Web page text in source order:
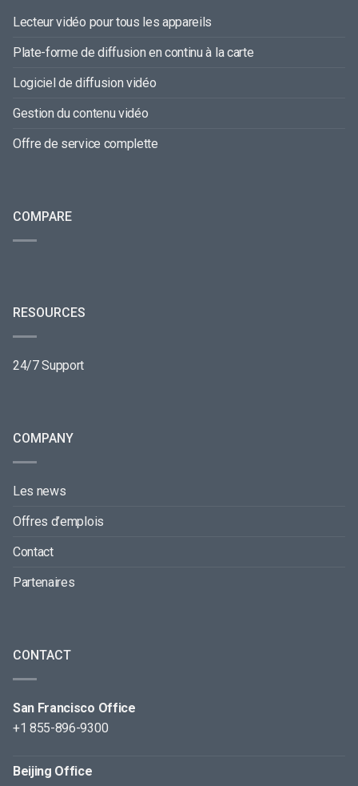
Lecteur vidéo pour tous les appareils
Plate-forme de diffusion en continu à la carte
Logiciel de diffusion vidéo
Gestion du contenu vidéo
Offre de service complette
COMPARE
RESOURCES
24/7 Support
COMPANY
Les news
Offres d’emplois
Contact
Partenaires
CONTACT
San Francisco Office
+1 855-896-9300
Beijing Office